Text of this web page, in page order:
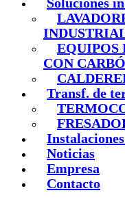
EQUIPOS
CON
Transf. de
Noticias
Empresa
Contacto